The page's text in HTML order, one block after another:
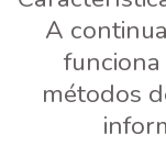
A
métodos